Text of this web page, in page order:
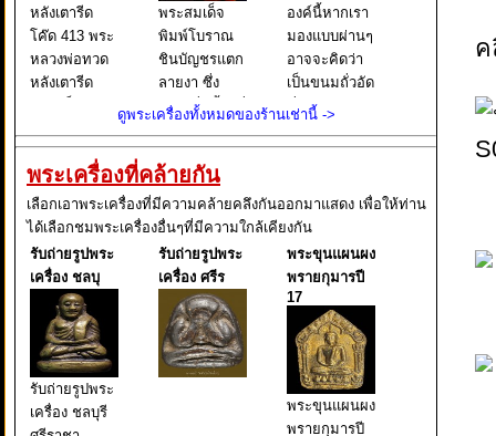
หลังเตารีด
โค๊ด 413 พระ
หลวงพ่อทวด
หลังเตารีด
ธรรมดา ปี
๒๕๐๕ นับเป็น
พระยอดนิยม
อีกรุ่นหนึ่งใน
ตระกูล พระ
หลวงพ่อทวด
พระสมเด็จ
พิมพ์โบราณ
ชินบัญชรแตก
ลายงา ซึ่ง
เขียนชื่อนี้ไว้ที่
พระ และยังมี
เขียนต่อไปอีก
ว่า ผงเก่าสม
เด็จพุฒาจารย์
โต พรหมรังสี
มหาเถราจาร
ย์ แห่งกร
องค์นี้หากเรา
มองแบบผ่านๆ
อาจจะคิดว่า
เป็นขนมถั่วอัด
ที่เราเคยกิน
แล้วนั่นคือ
โสธร พิมพ์
หลังคา
กระเบื้องโบสถ์
ซึ่งหากเราใช้ว
ดูพระเครื่องทั้งหมดของร้านเช่านี้ ->
พระเครื่องที่คล้ายกัน
เลือกเอาพระเครื่องที่มีความคล้ายคลึงกันออกมาแสดง เพื่อให้ท่าน
ได้เลือกชมพระเครื่องอื่นๆที่มีความใกล้เคียงกัน
รับถ่ายรูปพระ
เครื่อง ชลบุ
รับถ่ายรูปพระ
เครื่อง ชลบุรี
รับถ่ายรูปพระ
เครื่อง ศรีร
พระขุนแผนผง
พรายกุมารปี
17
พระขุนแผนผง
พรายกุมารปี
ค